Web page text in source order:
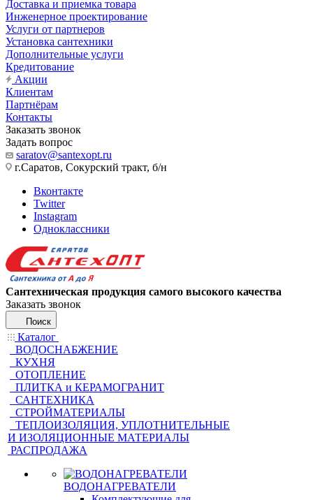
Доставка и приемка товара
Инженерное проектирование
Услуги от партнеров
Установка сантехники
Дополнительные услуги
Кредитование
Акции
Клиентам
Партнёрам
Контакты
Заказать звонок
Задать вопрос
saratov@santexopt.ru
г.Саратов, Сокурский тракт, б/н
Вконтакте
Twitter
Instagram
Одноклассники
Сантехническая продукция самого высокого качества
Заказать звонок
Поиск
Каталог
ВОДОСНАБЖЕНИЕ
КУХНЯ
ОТОПЛЕНИЕ
ПЛИТКА и КЕРАМОГРАНИТ
САНТЕХНИКА
СТРОЙМАТЕРИАЛЫ
ТЕПЛОИЗОЛЯЦИЯ, УПЛОТНИТЕЛЬНЫЕ
И ИЗОЛЯЦИОННЫЕ МАТЕРИАЛЫ
РАСПРОДАЖА
ВОДОНАГРЕВАТЕЛИ